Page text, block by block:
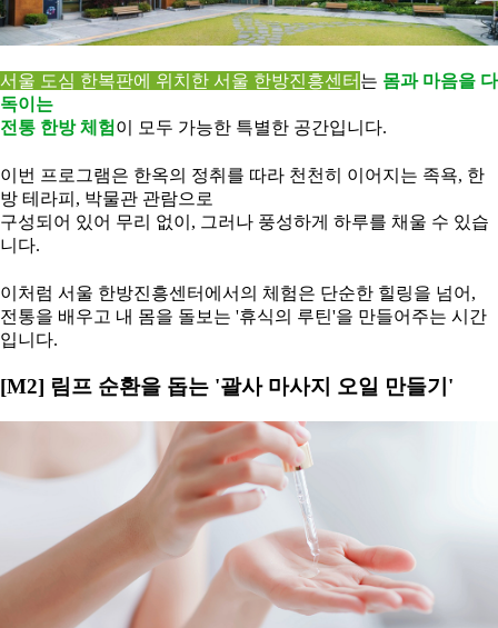
서울 도심 한복판에 위치한 서울 한방진흥센터 는 몸과 마음을 다
독이는
전통 한방 체험 이 모두 가능한 특별한 공간입니다.
이번 프로그램은 한옥의 정취를 따라 천천히 이어지는 족욕, 한
방 테라피, 박물관 관람으로
구성되어 있어 무리 없이, 그러나 풍성하게 하루를 채울 수 있습
니다.
이처럼 서울 한방진흥센터에서의 체험은 단순한 힐링을 넘어,
전통을 배우고 내 몸을 돌보는 '휴식의 루틴'을 만들어주는 시간
입니다.
[M2] 림프 순환을 돕는 '괄사 마사지 오일 만들기'